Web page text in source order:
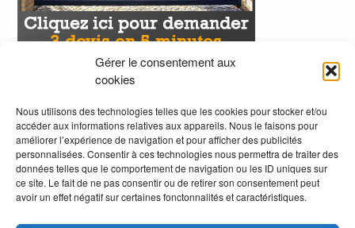
Gérer le consentement aux
cookies
Nous utilisons des technologies telles que les cookies pour stocker et/ou
accéder aux informations relatives aux appareils. Nous le faisons pour
améliorer l’expérience de navigation et pour afficher des publicités
personnalisées. Consentir à ces technologies nous permettra de traiter des
données telles que le comportement de navigation ou les ID uniques sur
ce site. Le fait de ne pas consentir ou de retirer son consentement peut
avoir un effet négatif sur certaines fonctonnalités et caractéristiques.